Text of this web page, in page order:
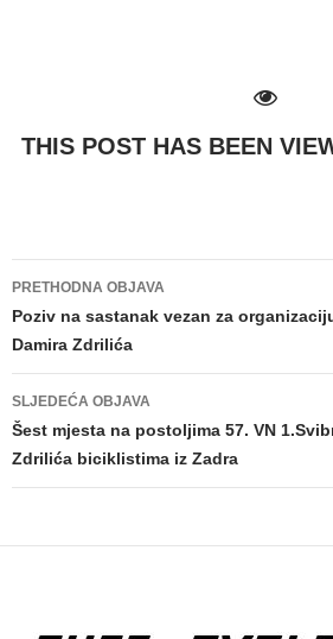
THIS POST HAS BEEN
Navigacija
objava
PRETHODNA OBJAVA
Poziv na sastanak vezan za
Damira Zdrilića
SLJEDEĆA OBJAVA
Šest mjesta na postoljima 57. VN
Zdrilića biciklistima iz Zadra